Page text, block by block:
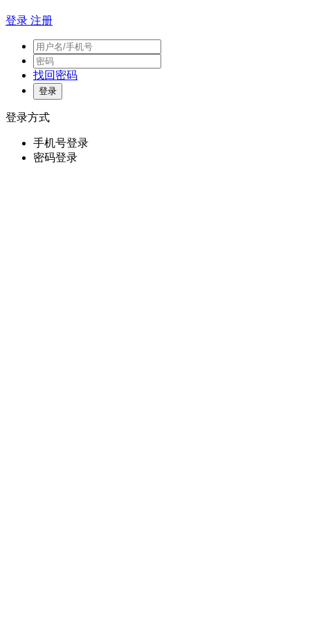
登录 注册
找回密码
登录方式
手机号登录
密码登录